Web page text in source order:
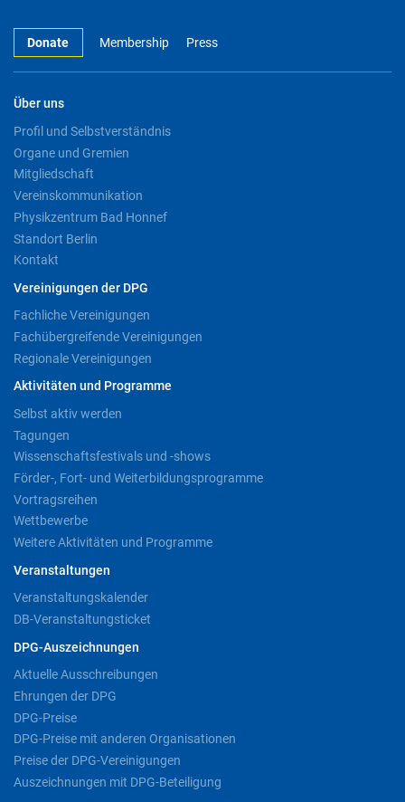
Donate Membership Press
Über uns
Profil und Selbstverständnis
Organe und Gremien
Mitgliedschaft
Vereinskommunikation
Physikzentrum Bad Honnef
Standort Berlin
Kontakt
Vereinigungen der DPG
Fachliche Vereinigungen
Fachübergreifende Vereinigungen
Regionale Vereinigungen
Aktivitäten und Programme
Selbst aktiv werden
Tagungen
Wissenschaftsfestivals und -shows
Förder-, Fort- und Weiterbildungsprogramme
Vortragsreihen
Wettbewerbe
Weitere Aktivitäten und Programme
Veranstaltungen
Veranstaltungskalender
DB-Veranstaltungsticket
DPG-Auszeichnungen
Aktuelle Ausschreibungen
Ehrungen der DPG
DPG-Preise
DPG-Preise mit anderen Organisationen
Preise der DPG-Vereinigungen
Auszeichnungen mit DPG-Beteiligung